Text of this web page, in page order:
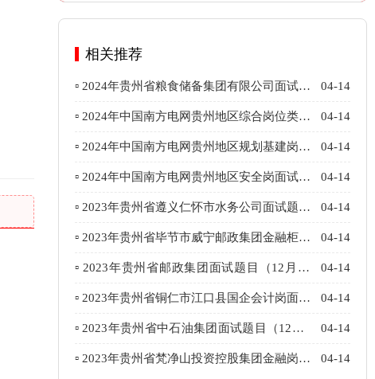
相关推荐
▫ 2024年贵州省粮食储备集团有限公司面试题
目（1月7日）
04-14
▫ 2024年中国南方电网贵州地区综合岗位类面
试题目（1月4日）
04-14
▫ 2024年中国南方电网贵州地区规划基建岗面
试题目（1月4日）
04-14
▫ 2024年中国南方电网贵州地区安全岗面试题
目（1月4日）
04-14
▫ 2023年贵州省遵义仁怀市水务公司面试题目
（12月24日）
04-14
▫ 2023年贵州省毕节市威宁邮政集团金融柜员
岗面试题目（12月21日）
04-14
▫ 2023年贵州省邮政集团面试题目（12月21
日）
04-14
▫ 2023年贵州省铜仁市江口县国企会计岗面试
题目（12月3日）
04-14
▫ 2023年贵州省中石油集团面试题目（12月7
日）
04-14
▫ 2023年贵州省梵净山投资控股集团金融岗面 04-14